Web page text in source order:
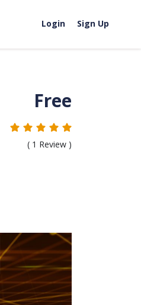
Login Sign Up
Free
( 1 Review )